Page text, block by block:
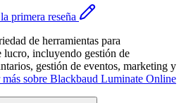
primera reseña
de herramientas para
lucro, incluyendo gestión de
gestión de eventos, marketing y
sobre Blackbaud Luminate Online